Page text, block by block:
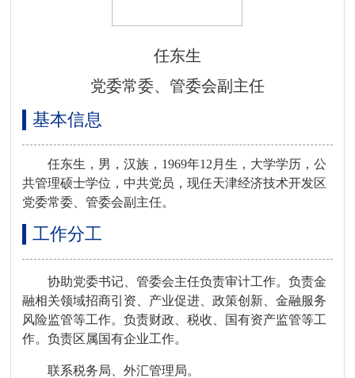
任东生
党委常委、管委会副主任
基本信息
任东生，男，汉族，1969年12月生，大学学历，公
共管理硕士学位，中共党员，现任天津经济技术开发区
党委常委、管委会副主任。
工作分工
协助党委书记、管委会主任负责审计工作。负责金
融相关领域招商引资、产业促进、政策创新、金融服务
风险监管等工作。负责财政、税收、国有资产监管等工
作。负责区属国有企业工作。
联系税务局、外汇管理局。